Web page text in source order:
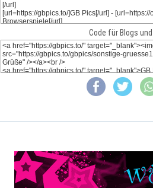
Code für Blogs und